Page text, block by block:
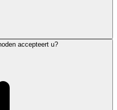
accepteert u?